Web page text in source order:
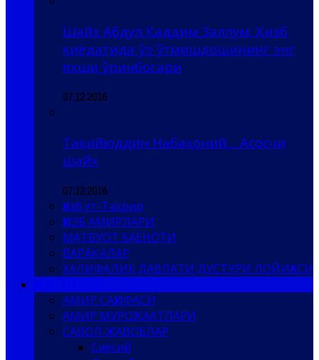
Шайх Абдул Қаддим Заллум: Ҳизб
қиёдатида ўз ўтмишдошининг энг
яхши ўринбосари
07.12.2016
Тақийюддин Набаҳоний… Асосчи
шайх
07.12.2016
Ҳизб ут-Таҳрир
ҲИЗБ АМИРЛАРИ
МАТБУОТ БАЁНОТИ
ВАРАҚАЛАР
ХАЛИФАЛИК ДАВЛАТИ ДУСТУРИ ЛОЙИҲАСИ
АМИР САҲИФАСИ
АМИР МУРОЖААТЛАРИ
САВОЛ-ЖАВОБЛАР
Сиёсий